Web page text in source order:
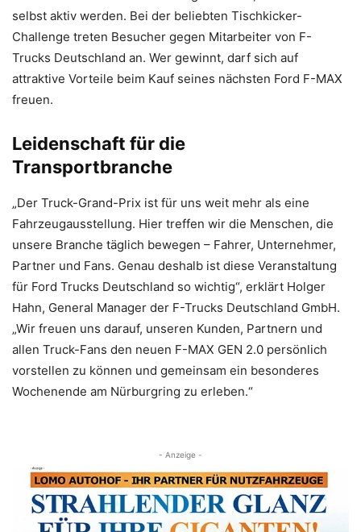
selbst aktiv werden. Bei der beliebten Tischkicker-
Challenge treten Besucher gegen Mitarbeiter von F-
Trucks Deutschland an. Wer gewinnt, darf sich auf
attraktive Vorteile beim Kauf seines nächsten Ford F-MAX
freuen.
Leidenschaft für die
Transportbranche
„Der Truck-Grand-Prix ist für uns weit mehr als eine
Fahrzeugausstellung. Hier treffen wir die Menschen, die
unsere Branche täglich bewegen – Fahrer, Unternehmer,
Partner und Fans. Genau deshalb ist diese Veranstaltung
für Ford Trucks Deutschland so wichtig“, erklärt Holger
Hahn, General Manager der F-Trucks Deutschland GmbH.
„Wir freuen uns darauf, unseren Kunden, Partnern und
allen Truck-Fans den neuen F-MAX GEN 2.0 persönlich
vorstellen zu können und gemeinsam ein besonderes
Wochenende am Nürburgring zu erleben.“
- Anzeige -